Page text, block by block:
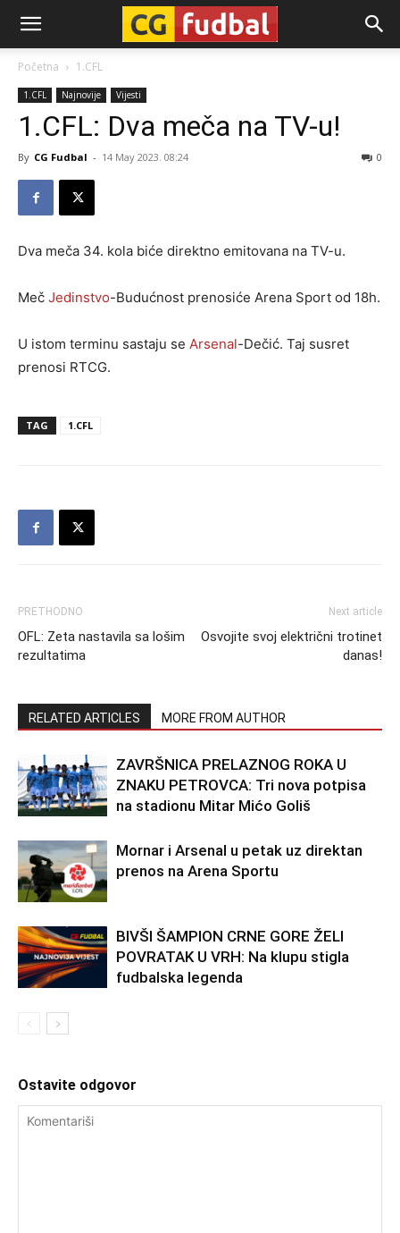
CG-
Fudbal
Početna 1.CFL
1.CFL Najnovije Vijesti
1.CFL: Dva meča na TV-u!
By CG Fudbal - 14 May 2023. 08:24 0
Dva meča 34. kola biće direktno emitovana na TV-u.
Meč Jedinstvo-Budućnost prenosiće Arena Sport od 18h.
U istom terminu sastaju se Arsenal-Dečić. Taj susret
prenosi RTCG.
TAG 1.CFL
PRETHODNO
OFL: Zeta nastavila sa lošim
rezultatima
Next article
Osvojite svoj električni trotinet
danas!
RELATED ARTICLES MORE FROM AUTHOR
ZAVRŠNICA PRELAZNOG ROKA U
ZNAKU PETROVCA: Tri nova potpisa
na stadionu Mitar Mićo Goliš
Mornar i Arsenal u petak uz direktan
prenos na Arena Sportu
BIVŠI ŠAMPION CRNE GORE ŽELI
POVRATAK U VRH: Na klupu stigla
fudbalska legenda
Ostavite odgovor